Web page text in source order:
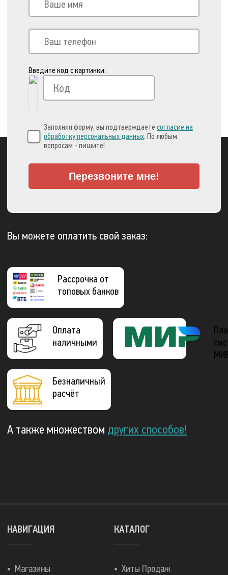
Введите код с картинки:
Заполняя форму, вы подтверждаете согласие на
обработку персональных данных. По любым
вопросам - пишите!
Перезвоните мне!
Вы можете оплатить свой заказ:
Рассрочка от
топовых банков
Оплата
наличными
Безналичный
расчёт
А также множеством других способов!
КАТАЛОГ
Хиты Продаж
НАВИГАЦИЯ
Магазины